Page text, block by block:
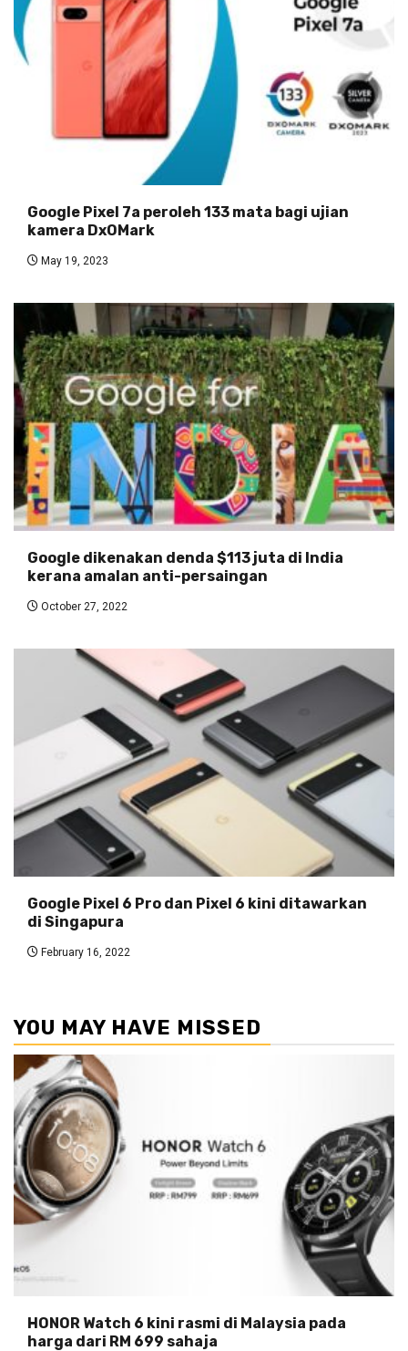
Google Pixel 7a peroleh 133 mata bagi ujian
kamera DxOMark
May 19, 2023
Google dikenakan denda $113 juta di India
kerana amalan anti-persaingan
October 27, 2022
Google Pixel 6 Pro dan Pixel 6 kini ditawarkan
di Singapura
February 16, 2022
YOU MAY HAVE MISSED
HONOR Watch 6 kini rasmi di Malaysia pada
harga dari RM 699 sahaja